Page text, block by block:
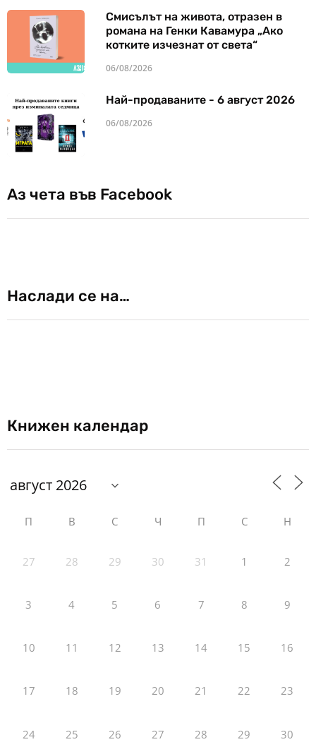
Смисълът на живота, отразен в
романа на Генки Кавамура „Ако
котките изчезнат от света“
06/08/2026
Най-продаваните - 6 август 2026
06/08/2026
Аз чета във Facebook
Наслади се на…
Книжен календар
П В С Ч П С Н
27 28 29 30 31 1 2
3 4 5 6 7 8 9
10 11 12 13 14 15 16
17 18 19 20 21 22 23
24 25 26 27 28 29 30